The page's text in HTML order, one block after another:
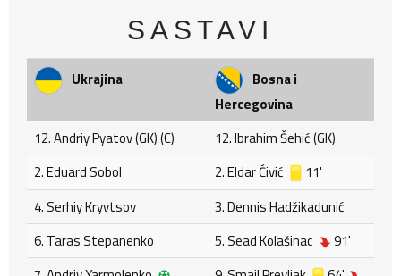
SASTAVI
Ukrajina
Bosna i
Hercegovina
12. Andriy Pyatov (GK) (C)
12. Ibrahim Šehić (GK)
2. Eduard Sobol
2. Eldar Ćivić
11'
4. Serhiy Kryvtsov
3. Dennis Hadžikadunić
6. Taras Stepanenko
5. Sead Kolašinac
91'